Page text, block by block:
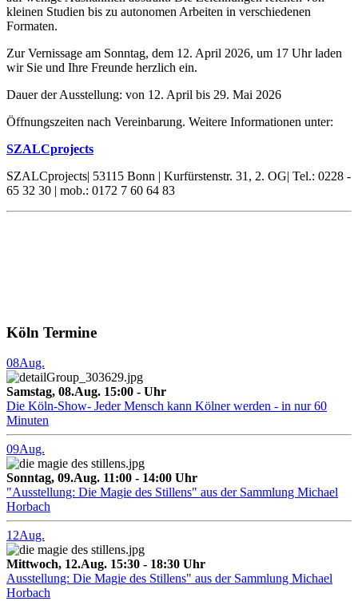
kleinen Studien bis zu autonomen Arbeiten in verschiedenen
Formaten.
Zur Vernissage am Sonntag, dem 12. April 2026, um 17 Uhr laden
wir Sie und Ihre Freunde herzlich ein.
Dauer der Ausstellung: von 12. April bis 29. Mai 2026
Öffnungszeiten nach Vereinbarung. Weitere Informationen unter:
SZALCprojects
SZALCprojects| 53115 Bonn | Kurfürstenstr. 31, 2. OG| Tel.: 0228 -
65 32 30 | mob.: 0172 7 60 64 83
Köln Termine
08Aug.
Samstag, 08.Aug. 15:00 - Uhr
Die Köln-Show- Jeder Mensch kann Kölner werden - in nur 60
Minuten
09Aug.
Sonntag, 09.Aug. 11:00 - 14:00 Uhr
"Ausstellung: Die Magie des Stillens" aus der Sammlung Michael
Horbach
12Aug.
Mittwoch, 12.Aug. 15:30 - 18:30 Uhr
Ausstellung: Die Magie des Stillens" aus der Sammlung Michael
Horbach